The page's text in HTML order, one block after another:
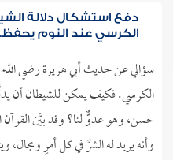
دفع استشكال دلالة
الكرسي عند النوم
سؤالي عن حديث أبي هريرة رضي الله
الكرسي. فكيف يمكن للشيطان أن
حسن، وهو عدوٌّ لنا؟ وقد بيَّن
وأنه يريد له الشرَّ في كل أمرٍ